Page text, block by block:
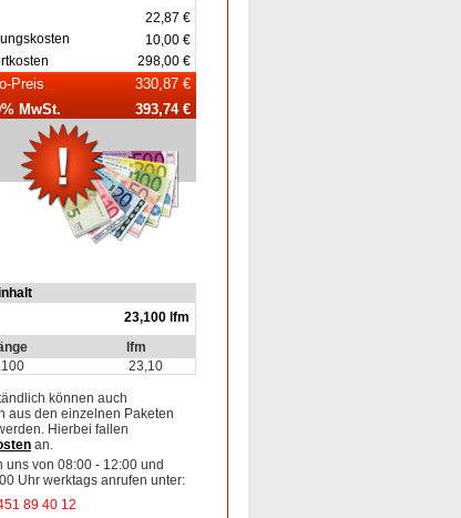
22,87 €
10,00 €
298,00 €
Preis
330,87 €
MwSt.
393,74 €
23,100 lfm
lfm
23,10
können auch
aus den einzelnen Paketen
Hierbei fallen
an.
uns von 08:00 - 12:00 und
Uhr werktags anrufen unter:
89 40 12